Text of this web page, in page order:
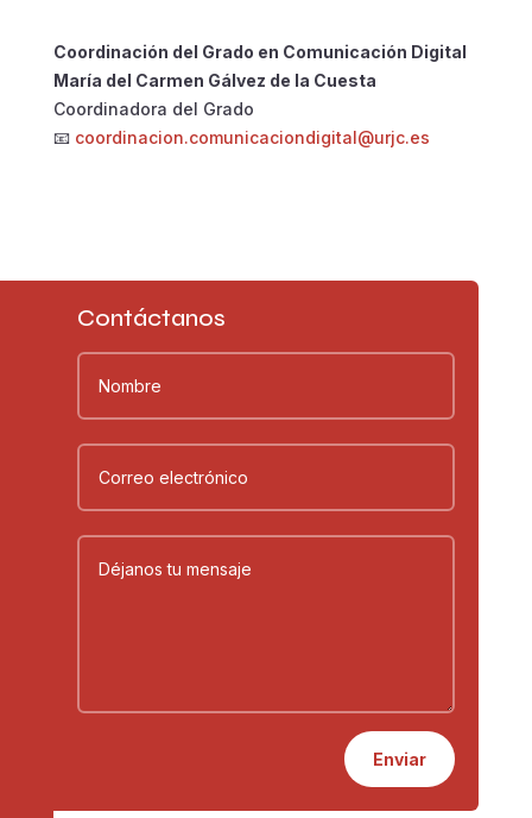
Coordinación del Grado en Comunicación Digital
María del Carmen Gálvez de la Cuesta
Coordinadora del Grado
📧 coordinacion.comunicaciondigital@urjc.es
Contáctanos
Enviar